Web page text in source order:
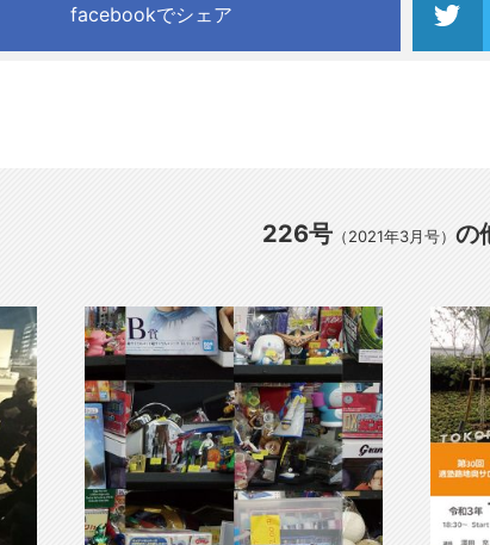
facebookでシェア
226号 （2021年3月号） の